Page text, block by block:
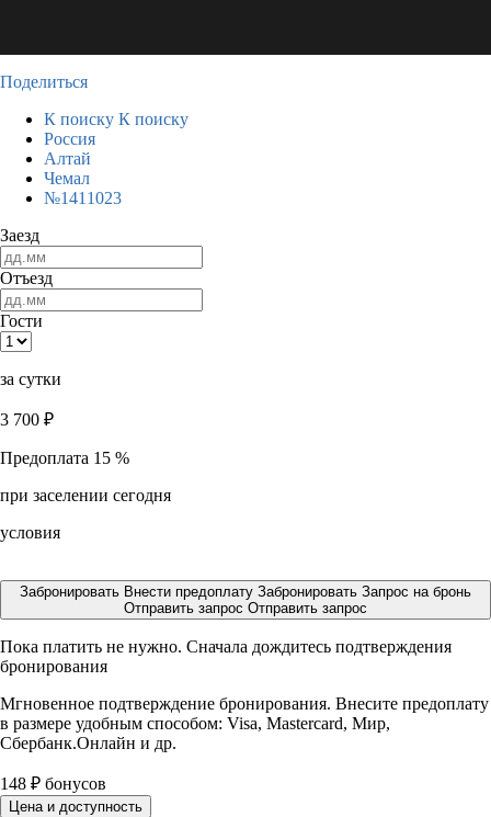
Поделиться
К поиску К поиску
Россия
Алтай
Чемал
№1411023
Заезд
Отъезд
Гости
за сутки
3 700 ₽
Предоплата 15 %
при заселении сегодня
условия
Забронировать Внести предоплату Забронировать Запрос на бронь
Отправить запрос Отправить запрос
Пока платить не нужно. Сначала дождитесь подтверждения
бронирования
Мгновенное подтверждение бронирования. Внесите предоплату
в размере удобным способом: Visa, Mastercard, Мир,
Сбербанк.Онлайн и др.
148 ₽ бонусов
Цена и доступность